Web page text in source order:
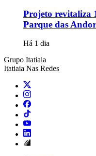
Projeto revitaliza
Parque das
Há 1 dia
Grupo Itatiaia
Itatiaia Nas Redes